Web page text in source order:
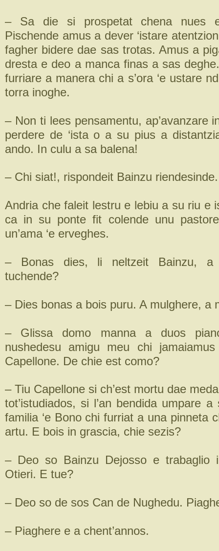
– Sa die si prospetat chena nues
Pischende amus a dever ‘istare
fagher bidere dae sas trotas. Amus a
dresta e deo a manca finas a sas
furriare a manera chi a s’ora ‘e ustare
torra inoghe.
– Non ti lees pensamentu, ap’avanzare
perdere de ‘ista o a su pius a
ando. In culu a sa balena!
– Chi siat!, rispondeit Bainzu riendesinde.
Andria che faleit lestru e lebiu a su riu e
ca in su ponte fit colende unu
un’ama ‘e erveghes.
– Bonas dies, li neltzeit Bainzu, a
tuchende?
– Dies bonas a bois puru. A mulghere, a
– Glissa domo manna a duos
nushedesu amigu meu chi
Capellone. De chie est como?
– Tiu Capellone si ch’est mortu dae
tot’istudiados, si l’an bendida umpare
familia ‘e Bono chi furriat a una pinneta
artu. E bois in grascia, chie sezis?
– Deo so Bainzu Dejosso e trabaglio
Otieri. E tue?
– Deo so de sos Can de Nughedu.
– Piaghere e a chent’annos.